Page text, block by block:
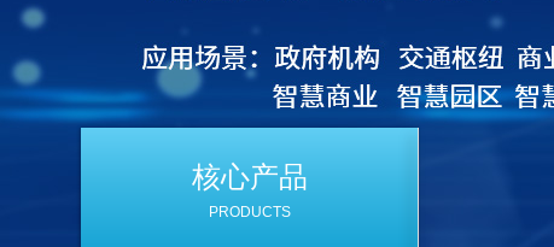
核心产品
PRODUCTS